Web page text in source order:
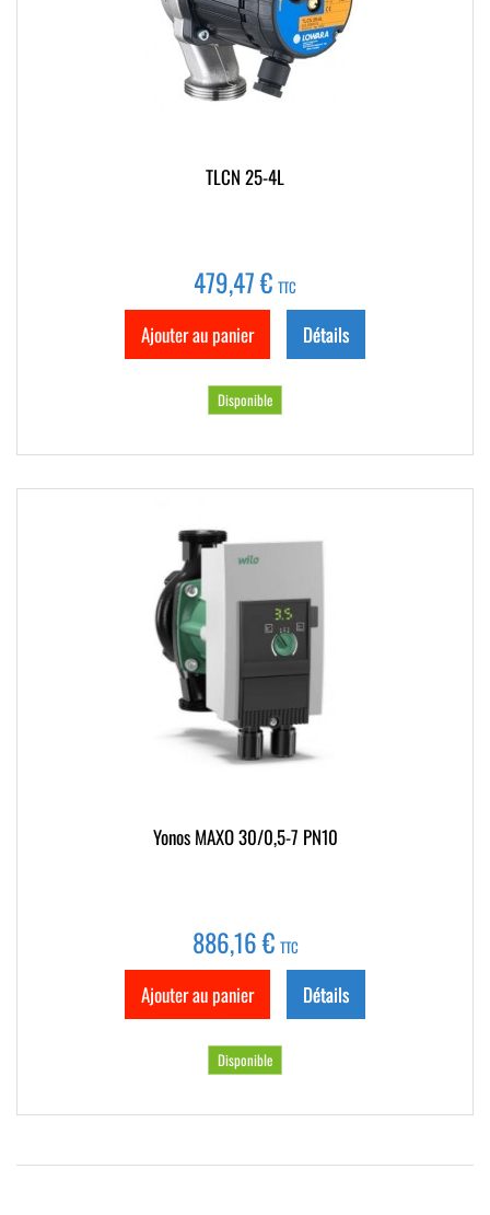
TLCN 25-4L
479,47 € TTC
Ajouter au panier Détails
Disponible
Yonos MAXO 30/0,5-7 PN10
886,16 € TTC
Ajouter au panier Détails
Disponible